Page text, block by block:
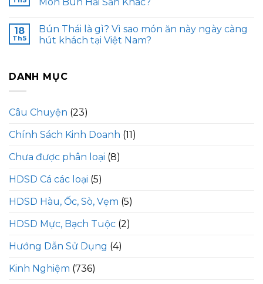
18
Th5
Bún Thái là gì? Vì sao món ăn này ngày càng
hút khách tại Việt Nam?
DANH MỤC
Câu Chuyện (23)
Chính Sách Kinh Doanh (11)
Chưa được phân loại (8)
HDSD Cá các loại (5)
HDSD Hàu, Ốc, Sò, Vẹm (5)
HDSD Mực, Bạch Tuộc (2)
Hướng Dẫn Sử Dụng (4)
Kinh Nghiệm (736)